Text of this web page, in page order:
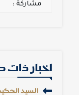
مشاركة :
اخبار ذات
السيد